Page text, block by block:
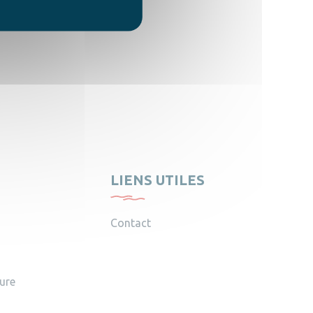
LIENS UTILES
Contact